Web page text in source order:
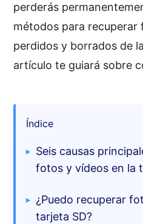
perderás
métodos para recuperar
perdidos y borrados de
artículo te guiará sobre
Índice
Seis causas
fotos y vídeos en la
¿Puedo recuperar
tarjeta SD?